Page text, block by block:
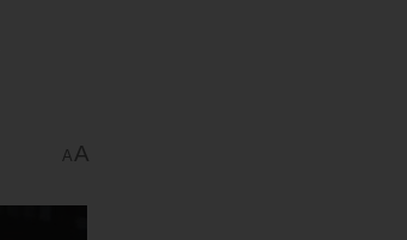
A A